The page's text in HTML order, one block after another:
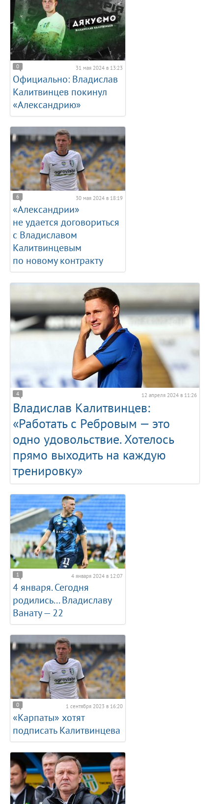
0 31 мая 2024 в 13:23
Официально: Владислав
Калитвинцев покинул
«Александрию»
6 30 мая 2024 в 18:19
«Александрии»
не удается договориться
с Владиславом
Калитвинцевым
по новому контракту
4 12 апреля 2024 в 11:26
Владислав Калитвинцев:
«Работать с Ребровым — это
одно удовольствие. Хотелось
прямо выходить на каждую
тренировку»
1 4 января 2024 в 12:07
4 января. Сегодня
родились... Владиславу
Ванату — 22
0 1 сентября 2023 в 16:20
«Карпаты» хотят
подписать Калитвинцева